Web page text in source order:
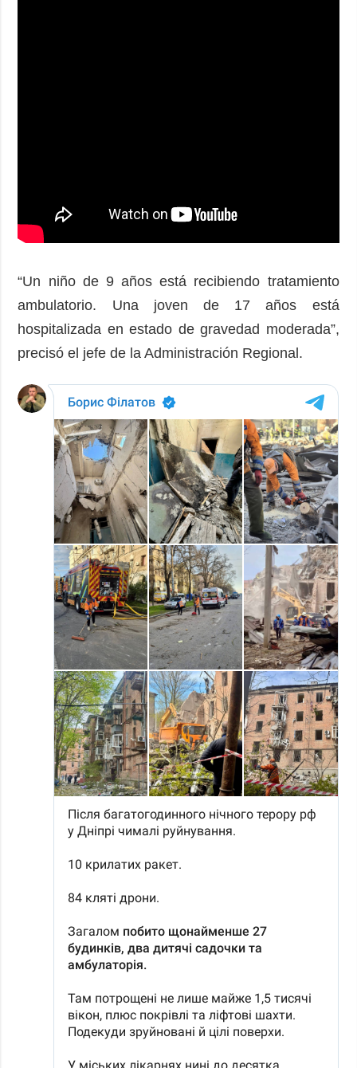
“Un niño de 9 años está recibiendo tratamiento
ambulatorio. Una joven de 17 años está
hospitalizada en estado de gravedad moderada”,
precisó el jefe de la Administración Regional.